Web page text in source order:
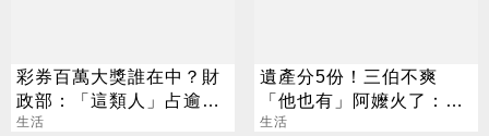
彩券百萬大獎誰在中？財
政部：「這類人」占逾6
成
生活
遺產分5份！三伯不爽
「他也有」阿嬤火了：全
捐孤兒院
生活